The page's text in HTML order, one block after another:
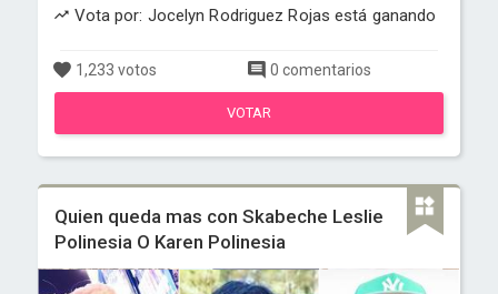
Vota por: Jocelyn Rodriguez Rojas está ganando
1,233 votos 0 comentarios
VOTAR
Quien queda mas con Skabeche Leslie
Polinesia O Karen Polinesia